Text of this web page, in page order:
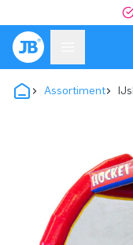
Assortiment